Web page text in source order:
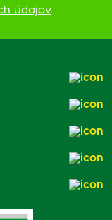
údajov.